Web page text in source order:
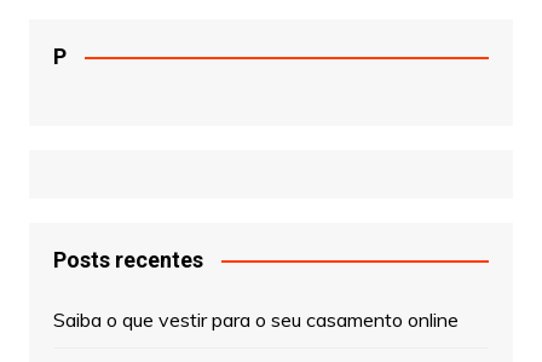
P
Posts recentes
Saiba o que vestir para o seu casamento online